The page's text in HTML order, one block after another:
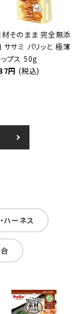
そのまま 完全無添
ササミ パリッと 極薄
ップス 50g
円 (税込)
ハーネス